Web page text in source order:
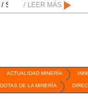
Potosí, SLP //Mexico
/ LEER MÁS
ACTUALIDAD MINERÍA
DE LA MINERÍA